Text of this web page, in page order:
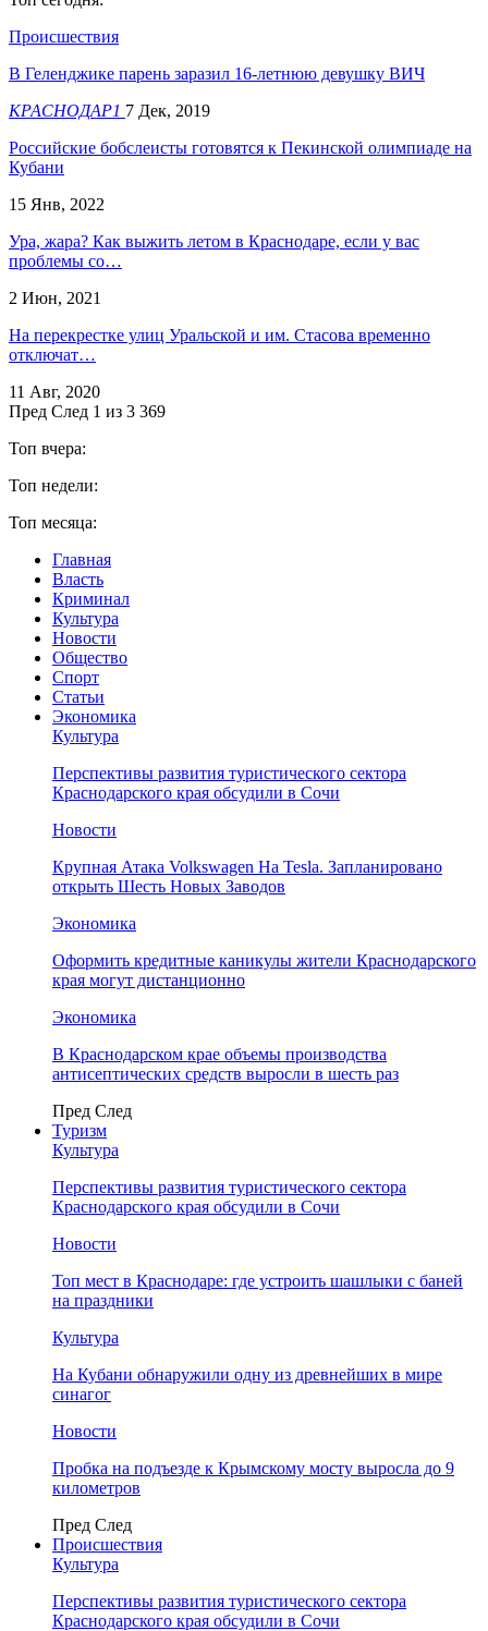
Происшествия
В Геленджике парень заразил 16-летнюю девушку ВИЧ
КРАСНОДАР1 7 Дек, 2019
Российские бобслеисты готовятся к Пекинской олимпиаде на
Кубани
15 Янв, 2022
Ура, жара? Как выжить летом в Краснодаре, если у вас
проблемы со…
2 Июн, 2021
На перекрестке улиц Уральской и им. Стасова временно
отключат…
11 Авг, 2020
Пред След 1 из 3 369
Топ вчера:
Топ недели:
Топ месяца:
Главная
Власть
Криминал
Культура
Новости
Общество
Спорт
Статьи
Экономика
Культура
Перспективы развития туристического сектора
Краснодарского края обсудили в Сочи
Новости
Крупная Атака Volkswagen На Tesla. Запланировано
открыть Шесть Новых Заводов
Экономика
Оформить кредитные каникулы жители Краснодарского
края могут дистанционно
Экономика
В Краснодарском крае объемы производства
антисептических средств выросли в шесть раз
Пред След
Туризм
Культура
Перспективы развития туристического сектора
Краснодарского края обсудили в Сочи
Новости
Топ мест в Краснодаре: где устроить шашлыки с баней
на праздники
Культура
На Кубани обнаружили одну из древнейших в мире
синагог
Новости
Пробка на подъезде к Крымскому мосту выросла до 9
километров
Пред След
Происшествия
Культура
Перспективы развития туристического сектора
Краснодарского края обсудили в Сочи